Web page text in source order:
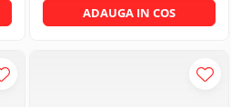
ADAUGA IN COS